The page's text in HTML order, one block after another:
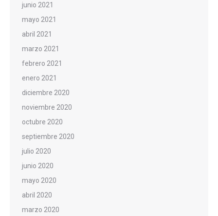
junio 2021
mayo 2021
abril 2021
marzo 2021
febrero 2021
enero 2021
diciembre 2020
noviembre 2020
octubre 2020
septiembre 2020
julio 2020
junio 2020
mayo 2020
abril 2020
marzo 2020